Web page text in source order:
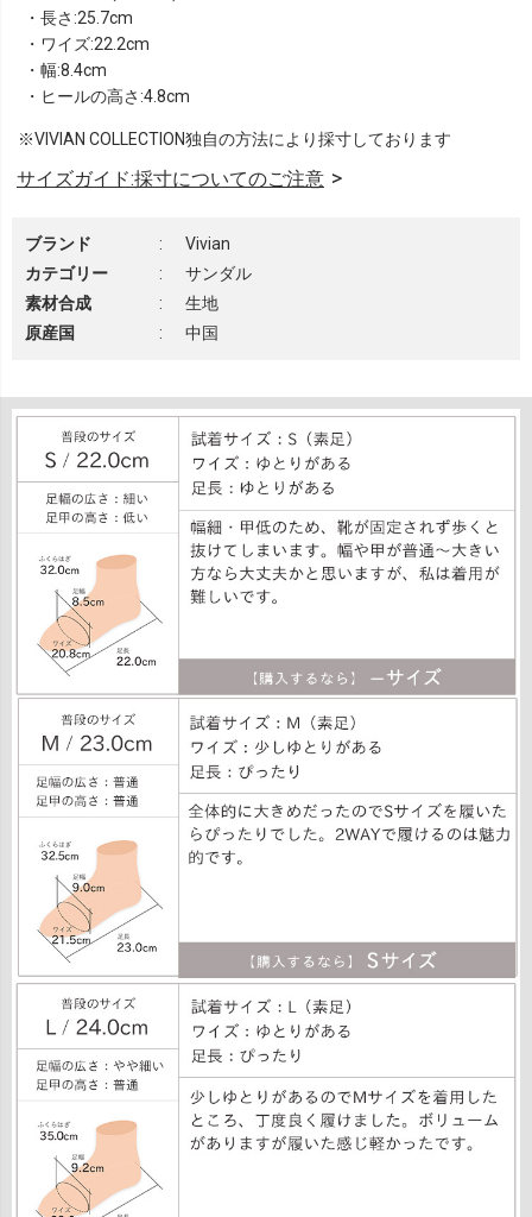
・長さ:25.7cm
・ワイズ:22.2cm
・幅:8.4cm
・ヒールの高さ:4.8cm
※VIVIAN COLLECTION独自の方法により採寸しております
サイズガイド:採寸についてのご注意
ブランド :
Vivian
カテゴリー
:
サンダル
素材合成
:
生地
原産国
: 中国